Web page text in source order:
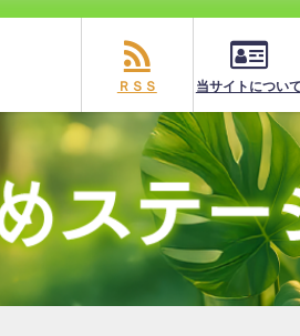
ＲＳＳ 当サイトについて